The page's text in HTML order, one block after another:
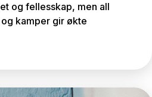
og fellesskap, men all
kamper gir økte